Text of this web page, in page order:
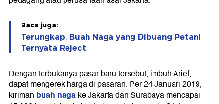
Baca juga:
Terungkap, Buah Naga yang Dibuang Petani
Ternyata Reject
Dengan terbukanya pasar baru tersebut, imbuh Arief,
dapat mengerek harga di pasaran. Per 24 Januari 2019,
kiriman buah nagake Jakarta dan Surabaya mencapai